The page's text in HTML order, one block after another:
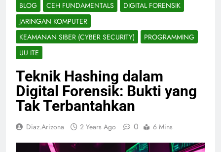
BLOG CEH FUNDAMENTALS
DIGITAL FORENSIK
JARINGAN KOMPUTER
KEAMANAN SIBER (CYBER SECURITY)
PROGRAMMING
UU ITE
Teknik Hashing dalam
Digital Forensik: Bukti yang
Tak Terbantahkan
Diaz.arizona 2 Years Ago 0 6 Mins